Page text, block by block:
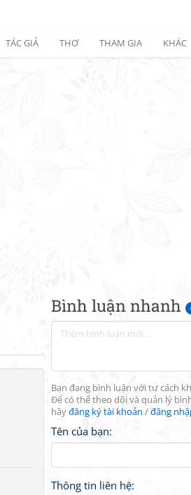
TÁC GIẢ THƠ THAM GIA KHÁC
Bình luận nhanh
Bạn đang bình luận với tư cách
Để có thể theo dõi và quản lý
hãyđăng ký tài khoản /đăng
Tên của bạn:
Thông tin liên hệ: